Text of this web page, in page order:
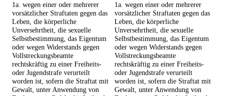
1a. wegen einer oder mehrerer
vorsätzlicher Straftaten gegen das
Leben, die körperliche
Unversehrtheit, die sexuelle
Selbstbestimmung, das Eigentum
oder wegen Widerstands gegen
Vollstreckungsbeamte
rechtskräftig zu einer Freiheits-
oder Jugendstrafe verurteilt
worden ist, sofern die Straftat mit
Gewalt, unter Anwendung von
1a. wegen einer oder mehrerer
vorsätzlicher Straftaten gegen das
Leben, die körperliche
Unversehrtheit, die sexuelle
Selbstbestimmung, das Eigentum
oder wegen Widerstands gegen
Vollstreckungsbeamte
rechtskräftig zu einer Freiheits-
oder Jugendstrafe verurteilt
worden ist, sofern die Straftat mit
Gewalt, unter Anwendung von